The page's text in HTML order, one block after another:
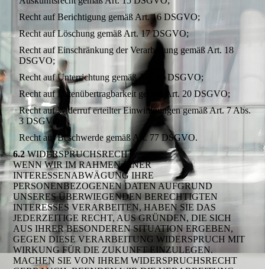
Recht auf Berichtigung gemäß Art. 16 DSGVO;
Recht auf Löschung gemäß Art. 17 DSGVO;
Recht auf Einschränkung der Verarbeitung gemäß Art. 18
DSGVO;
Recht auf Unterrichtung gemäß Art. 19 DSGVO;
Recht auf Datenübertragbarkeit gemäß Art. 20 DSGVO;
Recht auf Widerruf erteilter Einwilligungen gemäß Art. 7 Abs.
3 DSGVO;
Recht auf Beschwerde gemäß Art. 77 DSGVO.
6.2WIDERSPRUCHSRECHT
WENN WIR IM RAHMEN EINER
INTERESSENABWÄGUNG IHRE
PERSONENBEZOGENEN DATEN AUFGRUND
UNSERES ÜBERWIEGENDEN BERECHTIGTEN
INTERESSES VERARBEITEN, HABEN SIE DAS
JEDERZEITIGE RECHT, AUS GRÜNDEN, DIE SICH
AUS IHRER BESONDEREN SITUATION ERGEBEN,
GEGEN DIESE VERARBEITUNG WIDERSPRUCH MIT
WIRKUNG FÜR DIE ZUKUNFT EINZULEGEN.
MACHEN SIE VON IHREM WIDERSPRUCHSRECHT